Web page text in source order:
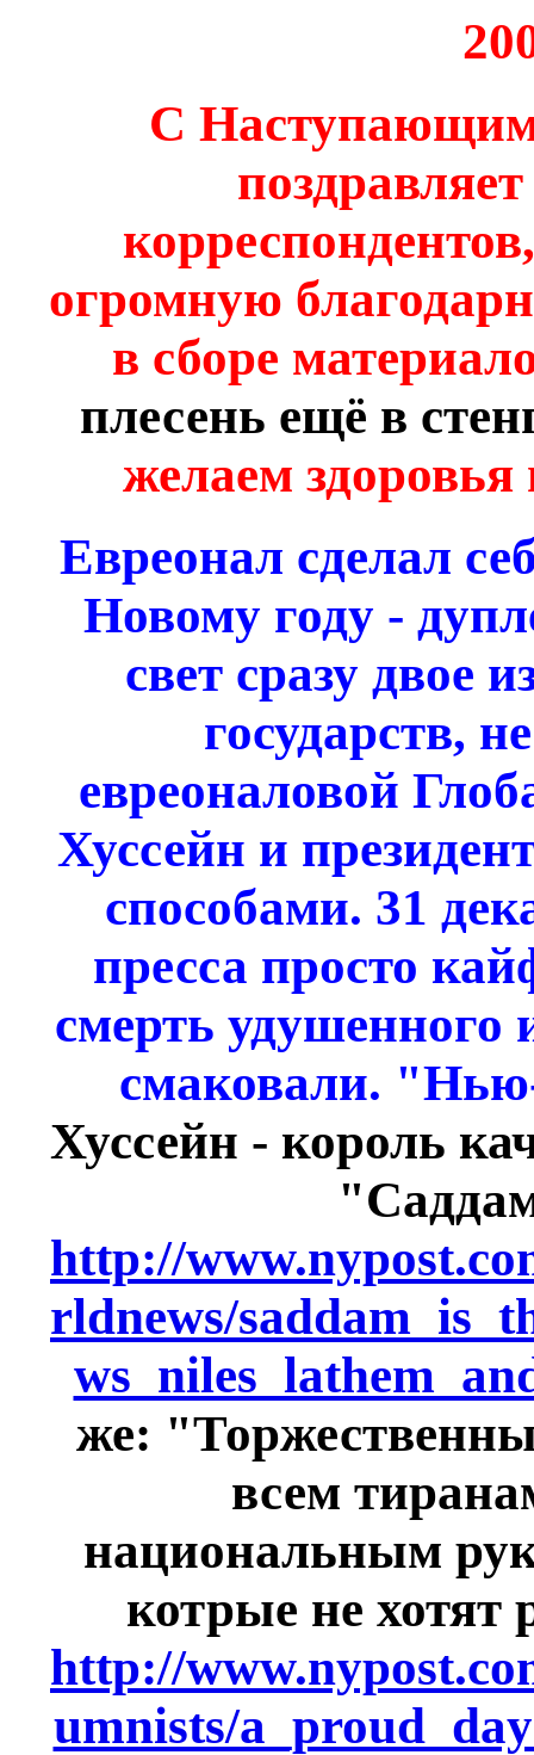
C
огромную
в сборе
плесень ещё в
желаем здоровья
Евреонал сделал
Новому году -
свет сразу двое
государств,
евреоналовой
Хуссейн и
способами. 31
пресса просто
смерть удушенного
смаковали.
Хуссейн - король
http://
rldnews/
же:
всем
национальным
котрые не хотят
http://
umnists/